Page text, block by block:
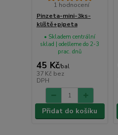
1 hodnocení
Pinzeta-mini-3ks-
klíště+pipeta
45 Kč/bal
37 Kč bez
DPH
• Skladem centrální
sklad | odešleme do 2-3
prac. dnů
Přidat do košíku